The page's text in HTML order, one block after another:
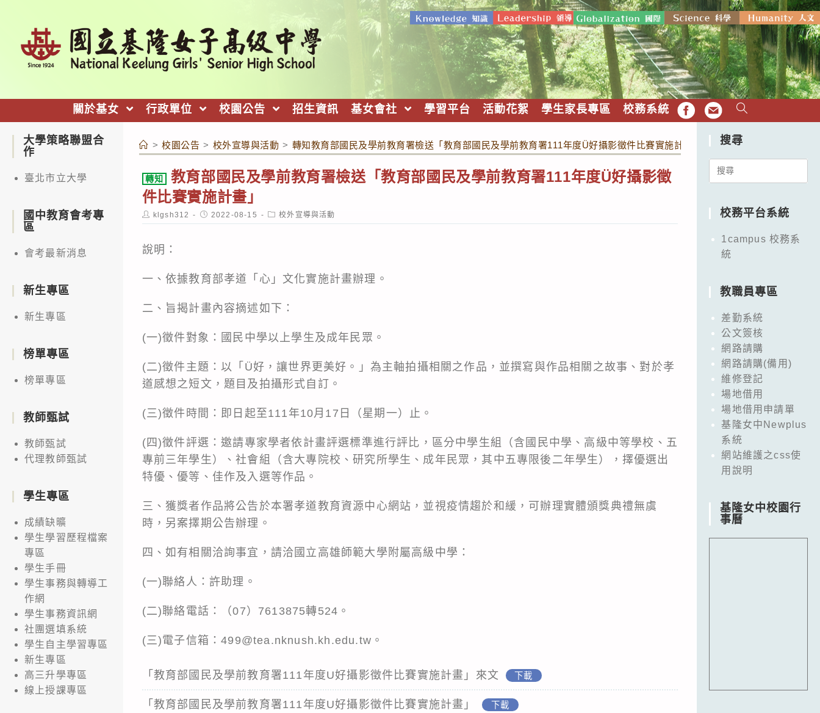
關於基女 行政單位 校園公告 招生資訊 基女會社 學習平台 活動花絮 學生家長專區 校務系統 FB EMAIL
> 校園公告 > 校外宣導與活動 > 轉知教育部國民及學前教育署檢送「教育部國民及學前教育署111年度Ü好攝影徵件比賽實施計畫」
轉知
教育部國民及學前教育署檢送「教育部國民及學前教育署111年度Ü好攝影徵
件比賽實施計畫」
Post
author:
klgsh312
Post
published:
2022-08-15
Post
category:
校外宣導與活動
說明：
一、依據教育部孝道「心」文化實施計畫辦理。
二、旨揭計畫內容摘述如下：
(一)徵件對象：國民中學以上學生及成年民眾。
(二)徵件主題：以「Ü好，讓世界更美好。」為主軸拍攝相關之作品，並撰寫與作品相關之故事、對於孝
道感想之短文，題目及拍攝形式自訂。
(三)徵件時間：即日起至111年10月17日（星期一）止。
(四)徵件評選：邀請專家學者依計畫評選標準進行評比，區分中學生組（含國民中學、高級中等學校、五
專前三年學生）、社會組（含大專院校、研究所學生、成年民眾，其中五專限後二年學生），擇優選出
特優、優等、佳作及入選等作品。
三、獲獎者作品將公告於本署孝道教育資源中心網站，並視疫情趨於和緩，可辦理實體頒獎典禮無虞
時，另案擇期公告辦理。
四、如有相關洽詢事宜，請洽國立高雄師範大學附屬高級中學：
(一)聯絡人：許助理。
(二)聯絡電話：（07）7613875轉524。
(三)電子信箱：499@tea.nknush.kh.edu.tw。
「教育部國民及學前教育署111年度U好攝影徵件比賽實施計畫」來文 下載
「教育部國民及學前教育署111年度U好攝影徵件比賽實施計畫」 下載
大學策略聯盟合
作
臺北市立大學
國中教育會考專
區
會考最新消息
新生專區
新生專區
榜單專區
榜單專區
教師甄試
教師甄試
代理教師甄試
學生專區
成績缺曠
學生學習歷程檔案
專區
學生手冊
學生事務與轉導工
作網
學生事務資訊網
社團選填系統
學生自主學習專區
新生專區
高三升學專區
線上授課專區
搜尋
Search
校務平台系統
1campus 校務系
統
教職員專區
差勤系統
公文簽核
網路請購
網路請購(備用)
維修登記
場地借用
場地借用申請單
基隆女中Newplus
系統
網站維護之css使
用說明
基隆女中校園行
事曆